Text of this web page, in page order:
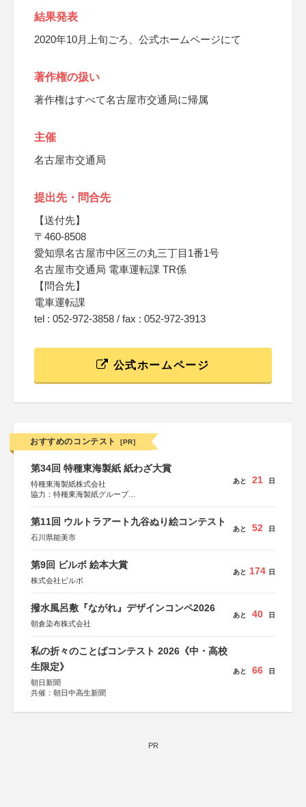
結果発表
2020年10月上旬ごろ、公式ホームページにて
著作権の扱い
著作権はすべて名古屋市交通局に帰属
主催
名古屋市交通局
提出先・問合先
【送付先】
〒460-8508
愛知県名古屋市中区三の丸三丁目1番1号
名古屋市交通局 電車運転課 TR係
【問合先】
電車運転課
tel : 052-972-3858 / fax : 052-972-3913
公式ホームページ
おすすめのコンテスト [PR]
第34回 特種東海製紙 紙わざ大賞
特種東海製紙株式会社
協力：特種東海製紙グループ
あと 21 日
第11回 ウルトラアート九谷ぬり絵コンテスト
石川県能美市
あと 52 日
第9回 ビルボ 絵本大賞
株式会社ビルボ
あと 174 日
撥水風呂敷『ながれ』デザインコンペ2026
朝倉染布株式会社
あと 40 日
私の折々のことばコンテスト 2026《中・高校
生限定》
朝日新聞
共催：朝日中高生新聞
あと 66 日
PR